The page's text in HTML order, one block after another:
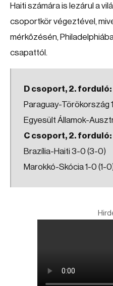
Haiti számára is lezárul a
csoportkör végeztével,
mérkőzésén,
csapattól.
D csoport, 2. forduló:
Paraguay-Törökország
Egyesült Államok-
C csoport, 2. forduló:
Brazília-Haiti 3-0 (3-0)
Marokkó-Skócia 1-0 (1-